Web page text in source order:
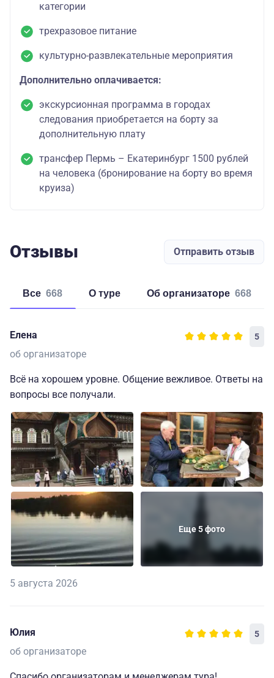
категории
трехразовое питание
культурно-развлекательные мероприятия
Дополнительно оплачивается:
экскурсионная программа в городах
следования приобретается на борту за
дополнительную плату
трансфер Пермь – Екатеринбург 1500 рублей
на человека (бронирование на борту во время
круиза)
Отзывы Отправить отзыв
Все 668 о туре об организаторе 668
Елена 5
об организаторе
Всё на хорошем уровне. Общение вежливое. Ответы на
вопросы все получали.
Еще 5 фото
5 августа 2026
Юлия 5
об организаторе